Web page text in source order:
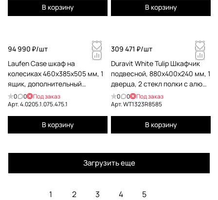
В корзину В корзину
94 990 ₽/шт
Laufen Case шкаф на
колесиках 460x385x505 мм, 1
ящик, дополнительный
внутренний ящик, цвет белый
глянцевый
0 0
Под заказ
Арт.4.0205.1.075.475.1
В корзину
309 471 ₽/шт
Duravit White Tulip Шкафчик
подвесной, 880x400x240 мм, 1
дверца, 2 стекл полки с алюм,
петли справа, цвет: белый
высокоглянцевый
0 0
Под заказ
Арт.WT1323R8585
В корзину
Загрузить еще
1 2 3 4 5